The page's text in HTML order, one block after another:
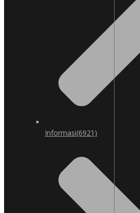
Informasi(6921)